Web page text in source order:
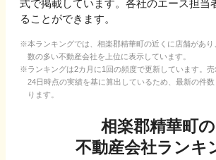
式で掲載しています。各社のエース担当
ることができます。
本ランキングでは、 相楽郡精華町の近くに店舗があ
数の多い不動産会社を上位に表示しています。
ランキングは2カ月に1回の頻度で更新しています。
24日時点の実績を基に算出しているため、最新の件
ります。
相楽郡精華町の
不動産会社ランキ